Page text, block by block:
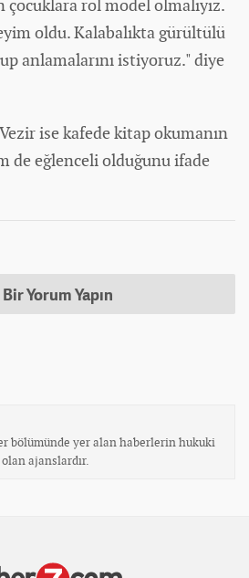
rol model olmalıyız.
oldu. Kalabalıkta gürültülü
anlamalarını istiyoruz." diye
ise kafede kitap okumanın
de eğlenceli olduğunu ifade
Bir Yorum Yapın
bölümünde yer alan haberlerin hukuki
ajanslardır.